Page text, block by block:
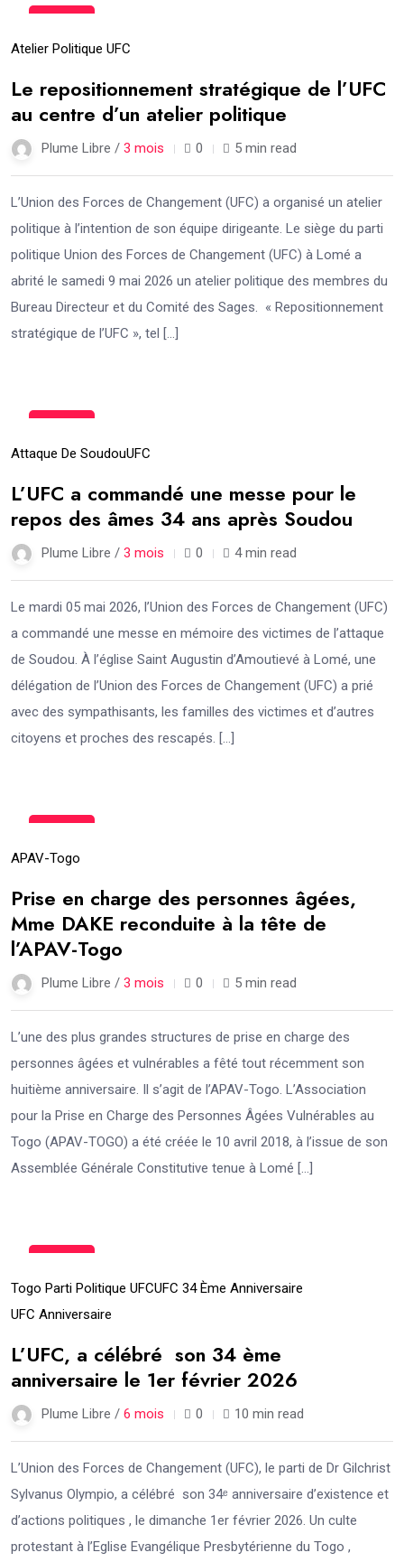
Mai
Atelier Politique UFC
Le repositionnement stratégique de l’UFC
au centre d’un atelier politique
Plume Libre / 3 mois 0 5 min read
L’Union des Forces de Changement (UFC) a organisé un atelier
politique à l’intention de son équipe dirigeante. Le siège du parti
politique Union des Forces de Changement (UFC) à Lomé a
abrité le samedi 9 mai 2026 un atelier politique des membres du
Bureau Directeur et du Comité des Sages. « Repositionnement
stratégique de l’UFC », tel […]
Mai
Attaque De SoudouUFC
L’UFC a commandé une messe pour le
repos des âmes 34 ans après Soudou
Plume Libre / 3 mois 0 4 min read
Le mardi 05 mai 2026, l’Union des Forces de Changement (UFC)
a commandé une messe en mémoire des victimes de l’attaque
de Soudou. À l’église Saint Augustin d’Amoutievé à Lomé, une
délégation de l’Union des Forces de Changement (UFC) a prié
avec des sympathisants, les familles des victimes et d’autres
citoyens et proches des rescapés. […]
Mai
APAV-Togo
Prise en charge des personnes âgées,
Mme DAKE reconduite à la tête de
l’APAV-Togo
Plume Libre / 3 mois 0 5 min read
L’une des plus grandes structures de prise en charge des
personnes âgées et vulnérables a fêté tout récemment son
huitième anniversaire. Il s’agit de l’APAV-Togo. L’Association
pour la Prise en Charge des Personnes Âgées Vulnérables au
Togo (APAV-TOGO) a été créée le 10 avril 2018, à l’issue de son
Assemblée Générale Constitutive tenue à Lomé […]
Fév
Togo Parti Politique UFCUFC 34 Ème Anniversaire
UFC Anniversaire
L’UFC, a célébré son 34 ème
anniversaire le 1er février 2026
Plume Libre / 6 mois 0 10 min read
L’Union des Forces de Changement (UFC), le parti de Dr Gilchrist
Sylvanus Olympio, a célébré son 34ᵉ anniversaire d’existence et
d’actions politiques , le dimanche 1er février 2026. Un culte
protestant à l’Eglise Evangélique Presbytérienne du Togo ,